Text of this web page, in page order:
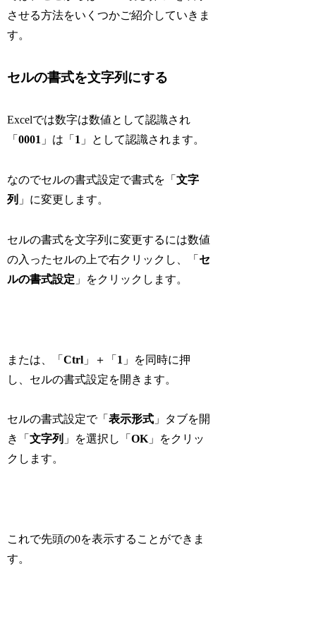
させる方法をいくつかご紹介していきま
す。
セルの書式を文字列にする
Excelでは数字は数値として認識され
「0001 」は「 1 」として認識されます。
なのでセルの書式設定で書式を「文字
列 」に変更します。
セルの書式を文字列に変更するには数値
の入ったセルの上で右クリックし、「 セ
ルの書式設定 」をクリックします。
または、「Ctrl 」＋「 1 」を同時に押
し、セルの書式設定を開きます。
セルの書式設定で「表示形式 」タブを開
き「文字列 」を選択し「OK」をクリッ
クします。
これで先頭の0を表示することができま
す。